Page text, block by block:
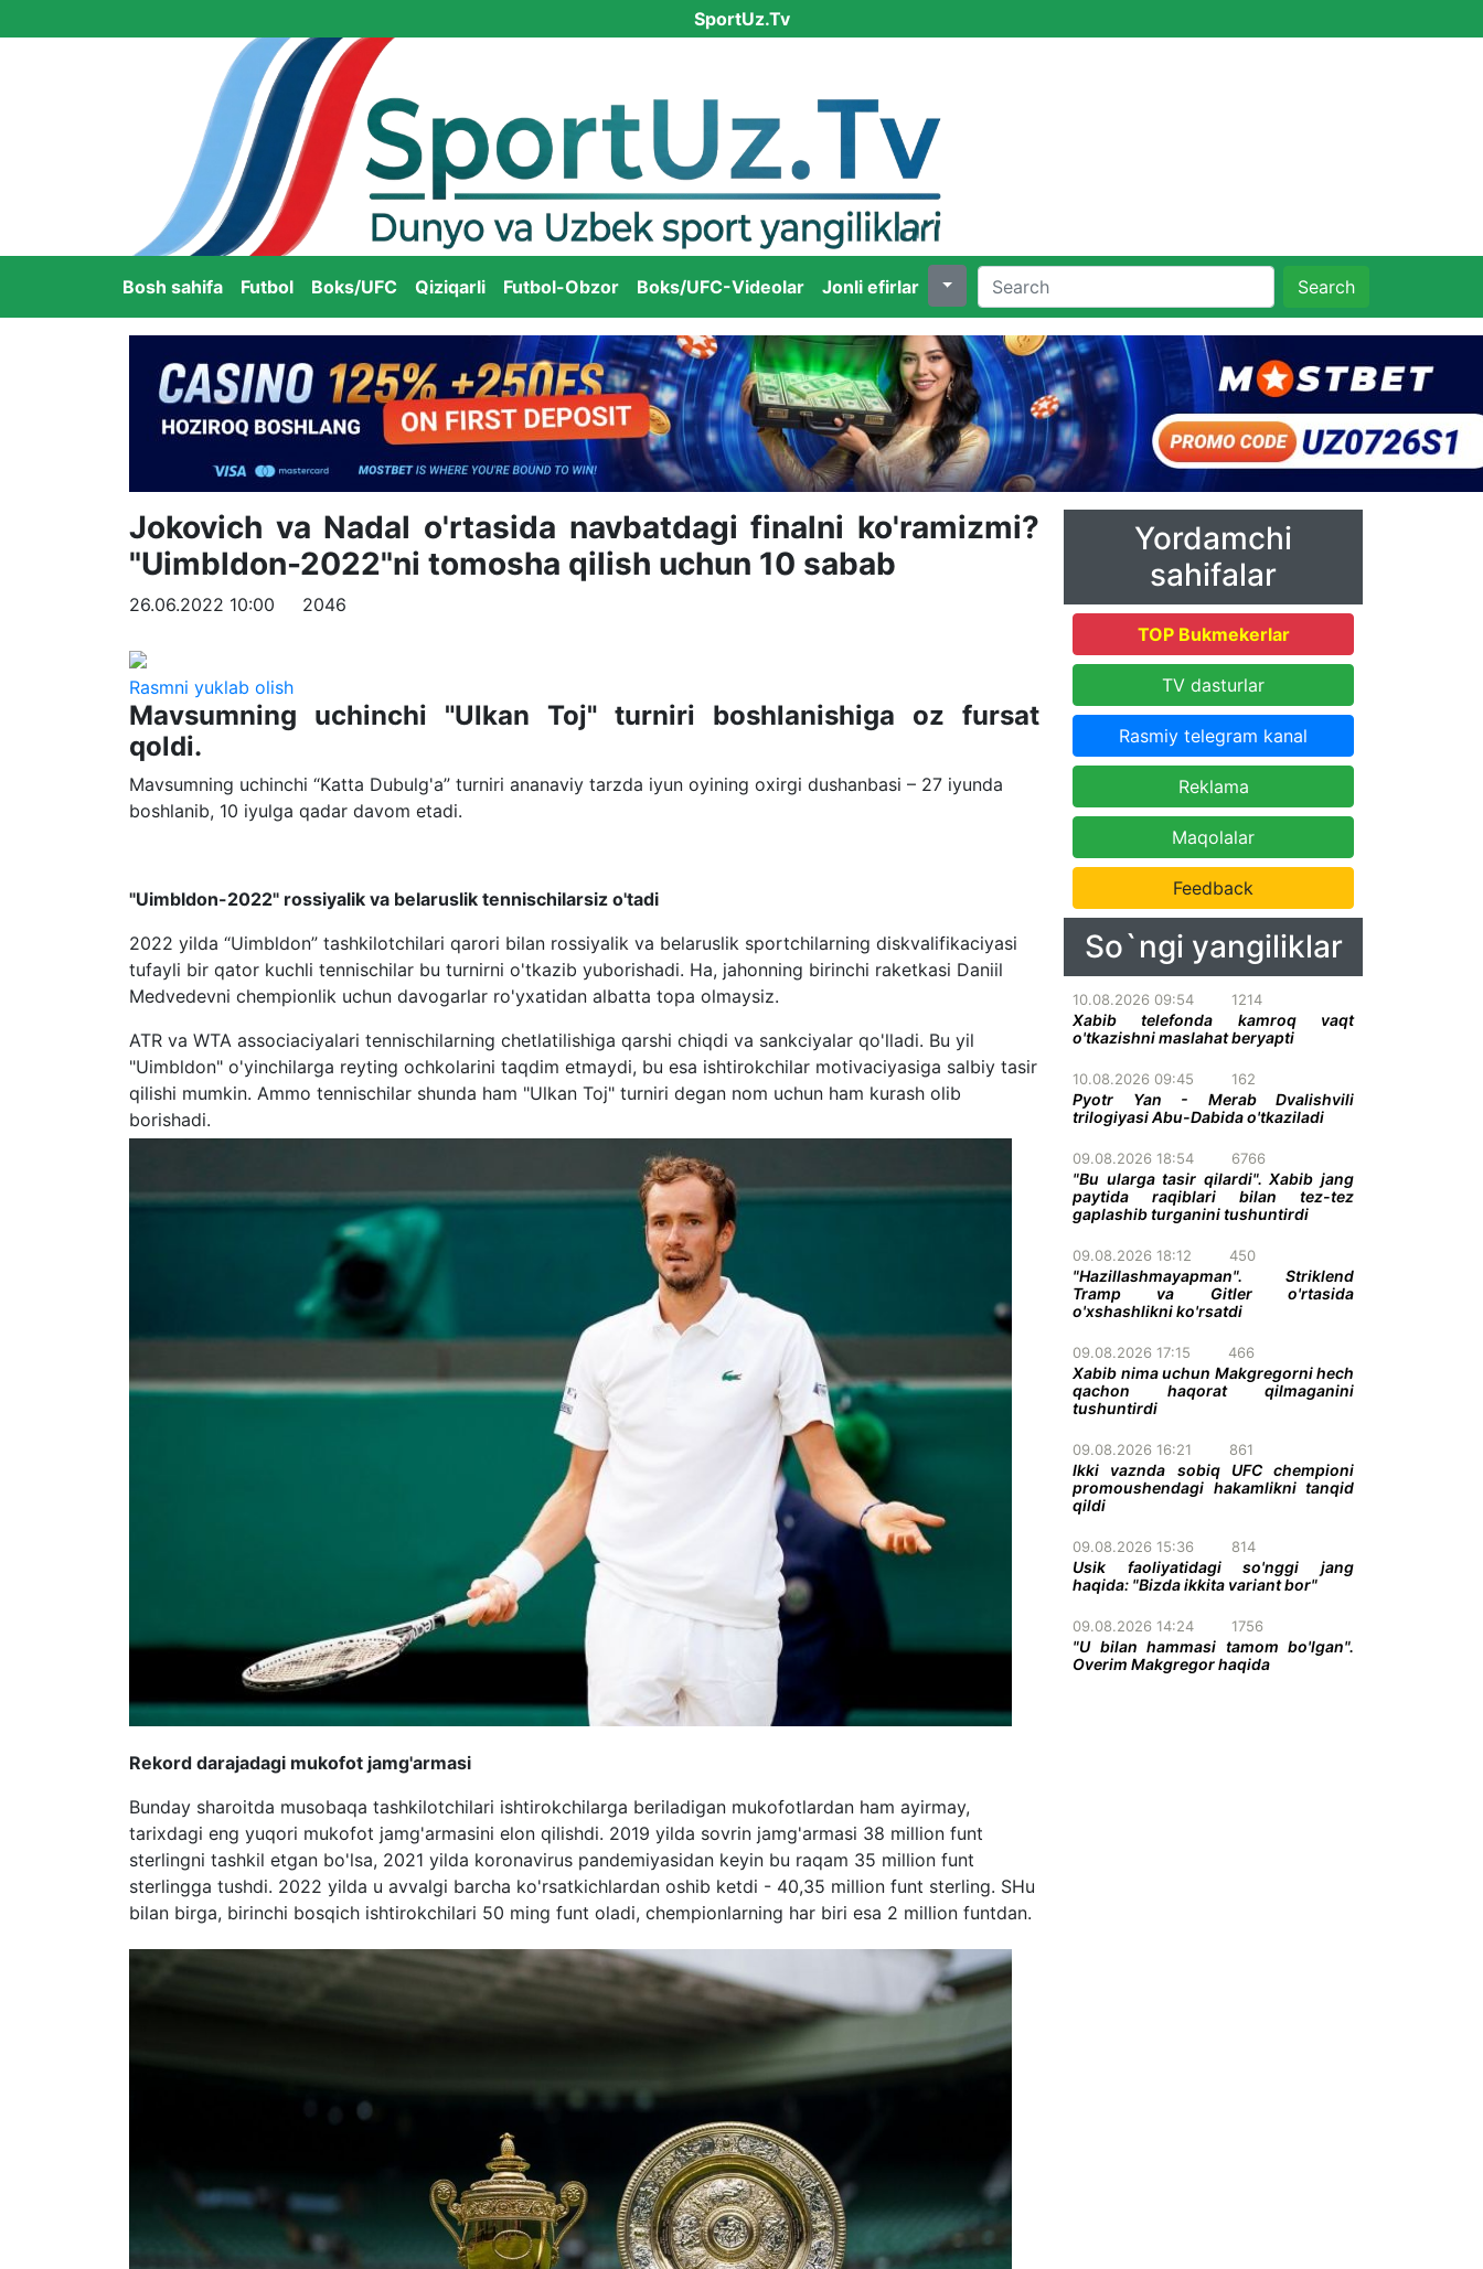
SportUz.Tv
Bosh sahifa Futbol Boks/UFC Qiziqarli Futbol-Obzor Boks/UFC-Videolar Jonli efirlar Search
Jokovich va Nadal o'rtasida navbatdagi finalni ko'ramizmi?
"Uimbldon-2022"ni tomosha qilish uchun 10 sabab
26.06.2022 10:00 2046
Rasmni yuklab olish
Mavsumning uchinchi "Ulkan Toj" turniri boshlanishiga oz fursat
qoldi.
Mavsumning uchinchi “Katta Dubulg'a” turniri ananaviy tarzda iyun oyining oxirgi dushanbasi – 27 iyunda
boshlanib, 10 iyulga qadar davom etadi.
"Uimbldon-2022" rossiyalik va belaruslik tennischilarsiz o'tadi
2022 yilda “Uimbldon” tashkilotchilari qarori bilan rossiyalik va belaruslik sportchilarning diskvalifikaciyasi
tufayli bir qator kuchli tennischilar bu turnirni o'tkazib yuborishadi. Ha, jahonning birinchi raketkasi Daniil
Medvedevni chempionlik uchun davogarlar ro'yxatidan albatta topa olmaysiz.
ATR va WTA associaciyalari tennischilarning chetlatilishiga qarshi chiqdi va sankciyalar qo'lladi. Bu yil
"Uimbldon" o'yinchilarga reyting ochkolarini taqdim etmaydi, bu esa ishtirokchilar motivaciyasiga salbiy tasir
qilishi mumkin. Ammo tennischilar shunda ham "Ulkan Toj" turniri degan nom uchun ham kurash olib
borishadi.
Rekord darajadagi mukofot jamg'armasi
Bunday sharoitda musobaqa tashkilotchilari ishtirokchilarga beriladigan mukofotlardan ham ayirmay,
tarixdagi eng yuqori mukofot jamg'armasini elon qilishdi. 2019 yilda sovrin jamg'armasi 38 million funt
sterlingni tashkil etgan bo'lsa, 2021 yilda koronavirus pandemiyasidan keyin bu raqam 35 million funt
sterlingga tushdi. 2022 yilda u avvalgi barcha ko'rsatkichlardan oshib ketdi - 40,35 million funt sterling. SHu
bilan birga, birinchi bosqich ishtirokchilari 50 ming funt oladi, chempionlarning har biri esa 2 million funtdan.
Yordamchi
sahifalar
TOP Bukmekerlar
TV dasturlar
Rasmiy telegram kanal
Reklama
Maqolalar
Feedback
So`ngi yangiliklar
10.08.2026 09:54 1214
Xabib telefonda kamroq vaqt
o'tkazishni maslahat beryapti
10.08.2026 09:45 162
Pyotr Yan - Merab Dvalishvili
trilogiyasi Abu-Dabida o'tkaziladi
09.08.2026 18:54 6766
"Bu ularga tasir qilardi". Xabib jang
paytida raqiblari bilan tez-tez
gaplashib turganini tushuntirdi
09.08.2026 18:12 450
"Hazillashmayapman". Striklend
Tramp va Gitler o'rtasida
o'xshashlikni ko'rsatdi
09.08.2026 17:15 466
Xabib nima uchun Makgregorni hech
qachon haqorat qilmaganini
tushuntirdi
09.08.2026 16:21 861
Ikki vaznda sobiq UFC chempioni
promoushendagi hakamlikni tanqid
qildi
09.08.2026 15:36 814
Usik faoliyatidagi so'nggi jang
haqida: "Bizda ikkita variant bor"
09.08.2026 14:24 1756
"U bilan hammasi tamom bo'lgan".
Overim Makgregor haqida